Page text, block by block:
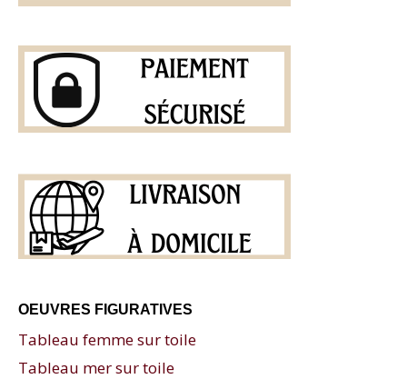
OEUVRES FIGURATIVES
Tableau femme sur toile
Tableau mer sur toile